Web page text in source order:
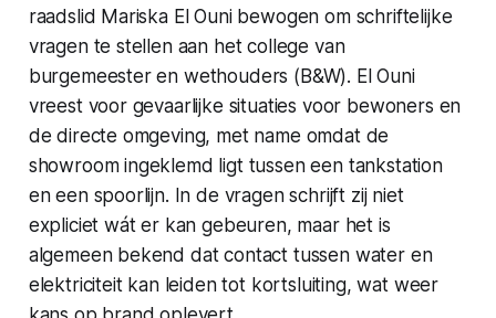
raadslid Mariska El Ouni bewogen om schriftelijke
vragen te stellen aan het college van
burgemeester en wethouders (B&W). El Ouni
vreest voor gevaarlijke situaties voor bewoners en
de directe omgeving, met name omdat de
showroom ingeklemd ligt tussen een tankstation
en een spoorlijn. In de vragen schrijft zij niet
expliciet wát er kan gebeuren, maar het is
algemeen bekend dat contact tussen water en
elektriciteit kan leiden tot kortsluiting, wat weer